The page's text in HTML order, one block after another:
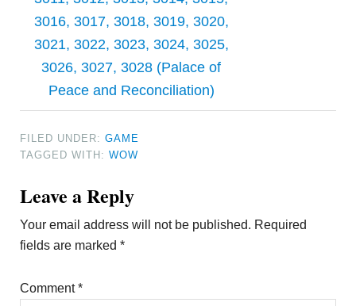
3016, 3017, 3018, 3019, 3020,
3021, 3022, 3023, 3024, 3025,
3026, 3027, 3028 (Palace of
Peace and Reconciliation)
FILED UNDER:GAME
TAGGED WITH:WOW
Reader
Interactions
Leave a Reply
Your email address will not be published. Required
fields are marked*
Comment*